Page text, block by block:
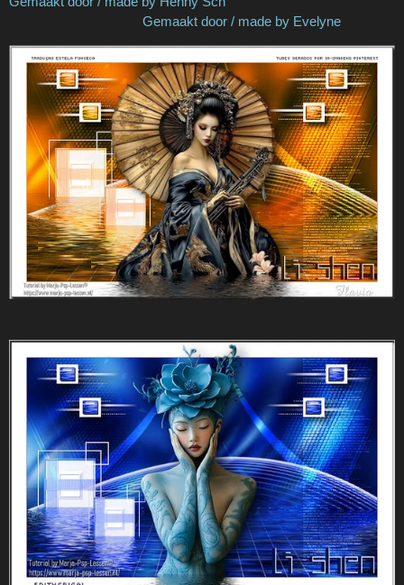
Gemaakt door / made by Evelyne